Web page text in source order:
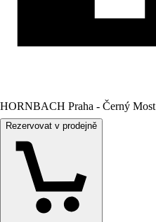
HORNBACH Praha - Černý Most
Rezervovat v prodejně